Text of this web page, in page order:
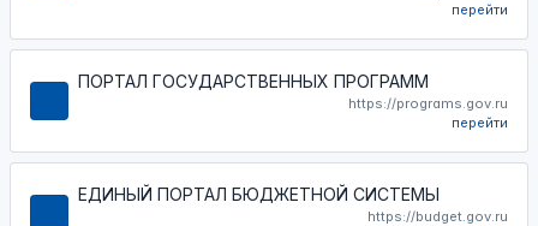
перейти
ПОРТАЛ ГОСУДАРСТВЕННЫХ ПРОГРАММ
https://programs.gov.ru
перейти
ЕДИНЫЙ ПОРТАЛ БЮДЖЕТНОЙ СИСТЕМЫ
https://budget.gov.ru